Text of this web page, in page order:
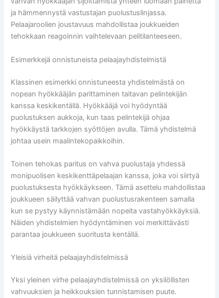
ja hämmennystä vastustajan puolustuslinjassa.
Pelaajaroolien joustavuus mahdollistaa joukkueiden
tehokkaan reagoinnin vaihtelevaan pelitilanteeseen.
Esimerkkejä onnistuneista pelaajayhdistelmistä
Klassinen esimerkki onnistuneesta yhdistelmästä on
nopean hyökkääjän parittaminen taitavan pelintekijän
kanssa keskikentällä. Hyökkääjä voi hyödyntää
puolustuksen aukkoja, kun taas pelintekijä ohjaa
hyökkäystä tarkkojen syöttöjen avulla. Tämä yhdistelmä
johtaa usein maalintekopaikkoihin.
Toinen tehokas paritus on vahva puolustaja yhdessä
monipuolisen keskikenttäpelaajan kanssa, joka voi siirtyä
puolustuksesta hyökkäykseen. Tämä asettelu mahdollistaa
joukkueen säilyttää vahvan puolustusrakenteen samalla
kun se pystyy käynnistämään nopeita vastahyökkäyksiä.
Näiden yhdistelmien hyödyntäminen voi merkittävästi
parantaa joukkueen suoritusta kentällä.
Yleisiä virheitä pelaajayhdistelmissä
Yksi yleinen virhe pelaajayhdistelmissä on yksilöllisten
vahvuuksien ja heikkouksien tunnistamisen puute.